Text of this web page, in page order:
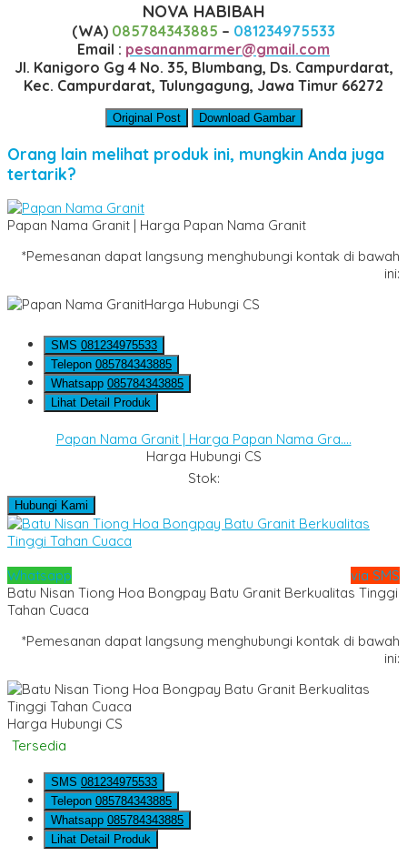
NOVA HABIBAH
(WA) 085784343885 – 081234975533
Email : pesananmarmer@gmail.com
Jl. Kanigoro Gg 4 No. 35, Blumbang, Ds. Campurdarat,
Kec. Campurdarat, Tulungagung, Jawa Timur 66272
Original Post Download Gambar
Orang lain melihat produk ini, mungkin Anda juga
tertarik?
Papan Nama Granit | Harga Papan Nama Granit
*Pemesanan dapat langsung menghubungi kontak di bawah
ini:
Harga Hubungi CS
SMS 081234975533
Telepon 085784343885
Whatsapp 085784343885
Lihat Detail Produk
Papan Nama Granit | Harga Papan Nama Gra....
Harga Hubungi CS
Stok:
Hubungi Kami
Whatsapp
via SMS
Batu Nisan Tiong Hoa Bongpay Batu Granit Berkualitas Tinggi
Tahan Cuaca
*Pemesanan dapat langsung menghubungi kontak di bawah
ini:
Harga Hubungi CS
Tersedia
SMS 081234975533
Telepon 085784343885
Whatsapp 085784343885
Lihat Detail Produk